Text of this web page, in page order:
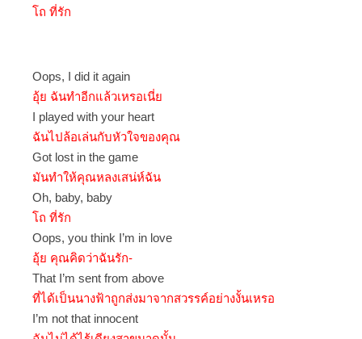
โถ ที่รัก
Oops, I did it again
อุ้ย ฉันทำอีกแล้วเหรอเนี่ย
I played with your heart
ฉันไปล้อเล่นกับหัวใจของคุณ
Got lost in the game
มันทำให้คุณหลงเสน่ห์ฉัน
Oh, baby, baby
โถ ที่รัก
Oops, you think I’m in love
อุ้ย คุณคิดว่าฉันรัก-
That I’m sent from above
ที่ได้เป็นนางฟ้าถูกส่งมาจากสวรรค์อย่างงั้นเหรอ
I’m not that innocent